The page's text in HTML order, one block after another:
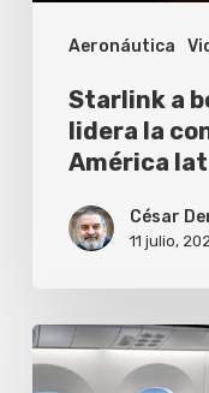
Aeronáutica
satelital
América
latina
Starlink a
lidera la
América
César
11 julio,
American
Airlines